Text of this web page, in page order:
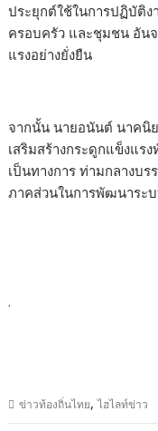
ประยุกต์ใช้ในการปฏิบัติ
ครอบครัว และชุมชน อัน
แรงอย่างยั่งยืน
จากนั้น นายอนันต์ นาคนิ
เสริมสร้างกระดูกแข็งแร
เป็นทางการ ท่ามกลางบ
ภาคส่วนในการพัฒนาระ
.
ข่าวท้องถิ่นไทย,ไฮไลท์ข่าว